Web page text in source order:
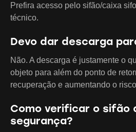
Prefira acesso pelo sifão/caixa
técnico.
Devo dar descarga
Não. A descarga é justamente o
objeto para além do ponto de
recuperação e aumentando o
Como verificar o sifão
segurança?